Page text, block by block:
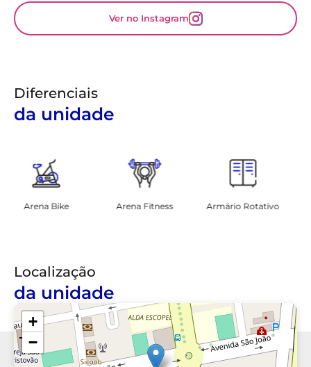
Ver no Instagram
Diferenciais
da unidade
Arena Fitness Armário Rotativo Vestiários
Localização
da unidade
+
−